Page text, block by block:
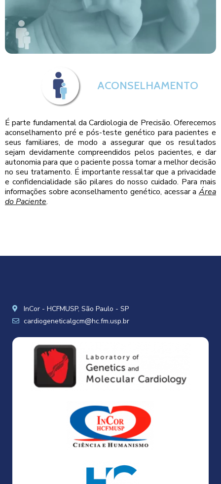
ACONSELHAMENTO
É parte fundamental da Cardiologia de Precisão. Oferecemos
aconselhamento pré e pós-teste genético para pacientes e
seus familiares, de modo a assegurar que os resultados
sejam devidamente compreendidos pelos pacientes, e dar
autonomia para que o paciente possa tomar a melhor decisão
no seu tratamento. É importante ressaltar que a privacidade
e confidencialidade são pilares do nosso cuidado. Para mais
informações sobre aconselhamento genético, acessar a Área
do Paciente.
InCor - HCFMUSP, São Paulo - SP
cardiogeneticalgcm@hc.fm.usp.br